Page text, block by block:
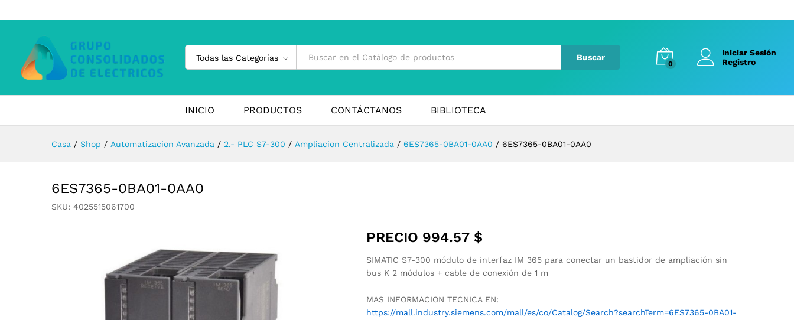
Todas las Categorías Buscar
0
Iniciar Sesión
Registro
INICIO PRODUCTOS CONTÁCTANOS BIBLIOTECA
Casa / Shop / Automatizacion Avanzada / 2.- PLC S7-300 / Ampliacion Centralizada / 6ES7365-0BA01-0AA0 / 6ES7365-0BA01-0AA0
6ES7365-0BA01-0AA0
SKU: 4025515061700
PRECIO 994.57 $
SIMATIC S7-300 módulo de interfaz IM 365 para conectar un bastidor de ampliación sin
bus K 2 módulos + cable de conexión de 1 m
MAS INFORMACION TECNICA EN:
https://mall.industry.siemens.com/mall/es/co/Catalog/Search?searchTerm=6ES7365-0BA01-